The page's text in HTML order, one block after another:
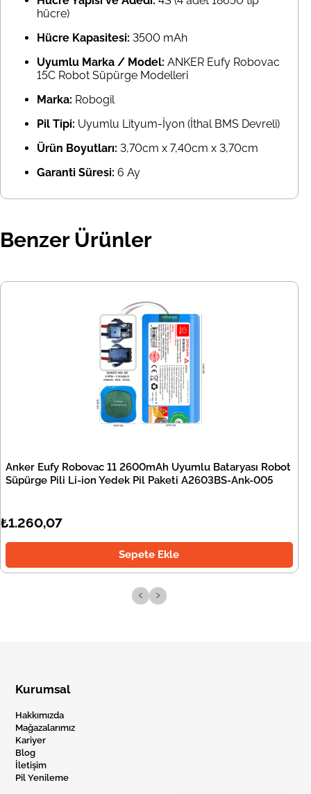
hücre)
Hücre Kapasitesi: 3500 mAh
Uyumlu Marka / Model: ANKER Eufy Robovac
15C Robot Süpürge Modelleri
Marka: Robogil
Pil Tipi: Uyumlu Lityum-İyon (İthal BMS Devreli)
Ürün Boyutları: 3,70cm x 7,40cm x 3,70cm
Garanti Süresi: 6 Ay
Benzer Ürünler
Anker Eufy Robovac 11 2600mAh Uyumlu Bataryası Robot
Süpürge Pili Li-ion Yedek Pil Paketi A2603BS-Ank-005
₺1.260,07
Sepete Ekle
‹ ›
Kurumsal
Hakkımızda
Mağazalarımız
Kariyer
Blog
İletişim
Pil Yenileme